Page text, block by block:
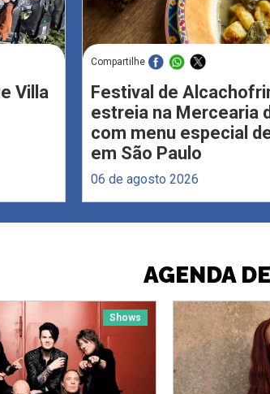
Villa
Compartilhe
Festival de
estreia na Mercearia
com menu especial
em São Paulo
06 de agosto 2026
AGENDA
Shows